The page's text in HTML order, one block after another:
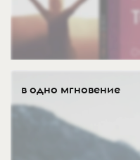
в одно мгновение